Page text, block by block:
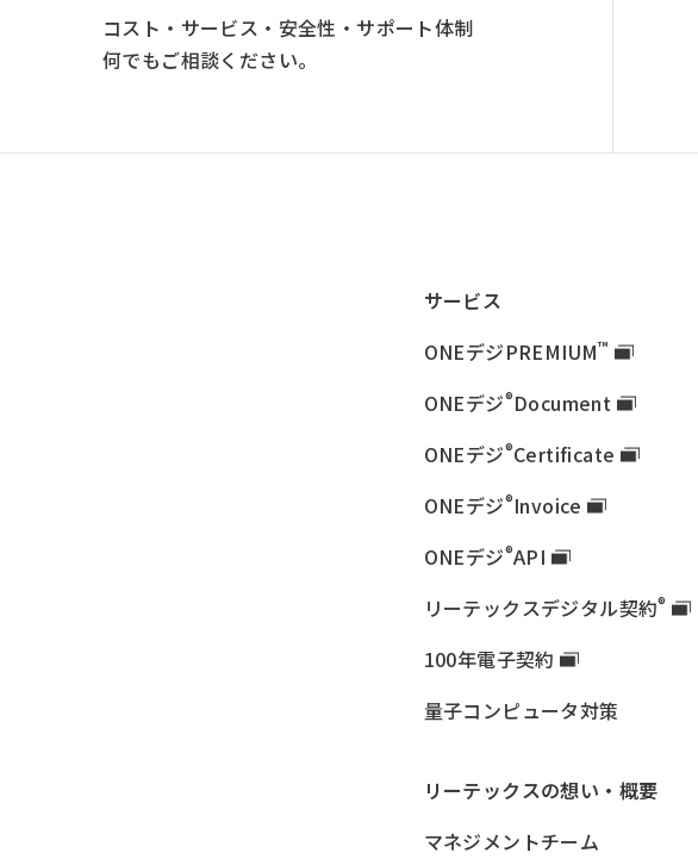
コスト・サービス・安全性・サポート体制
何でもご相談ください。
サービス
ONEデジPREMIUM™
ONEデジ®Document
ONEデジ®Certificate
ONEデジ®Invoice
ONEデジ®API
リーテックスデジタル契約®
100年電子契約
量子コンピュータ対策
リーテックスの想い・概要
マネジメントチーム